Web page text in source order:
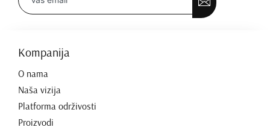
Kompanija
O nama
Naša vizija
Platforma održivosti
Proizvodi